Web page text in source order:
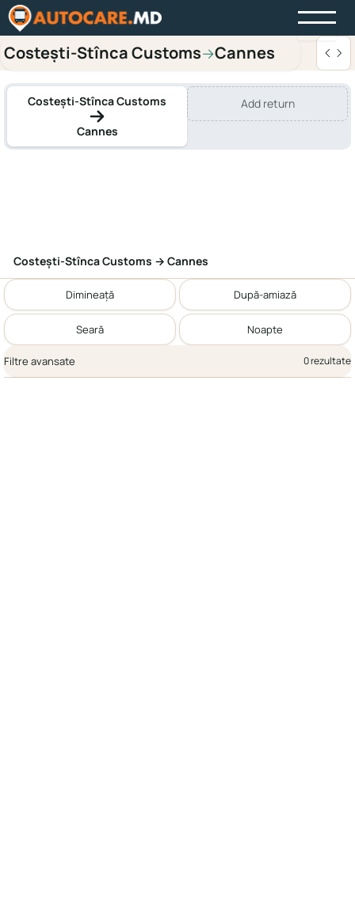
Costești-Stînca Customs→Cannes
Costești-Stînca Customs
Cannes
Add return
Costești-Stînca Customs → Cannes
Dimineață După-amiază
Seară Noapte
Filtre avansate 0 rezultate